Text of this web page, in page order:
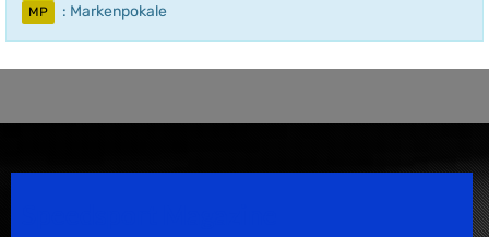
MP : Markenpokale